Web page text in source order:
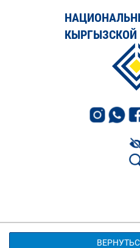
КЫРГЫЗСКОЙ